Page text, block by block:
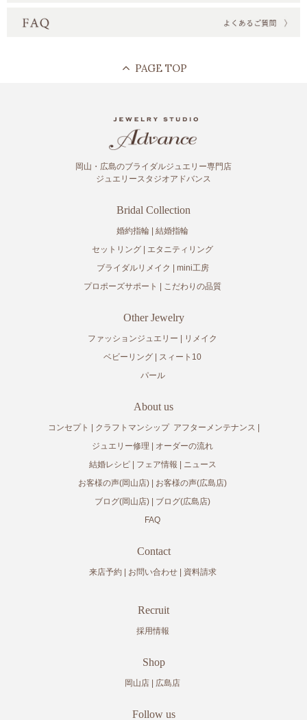
岡山・広島のブライダルジュエリー専門店
ジュエリースタジオアドバンス
Bridal Collection
婚約指輪
結婚指輪
セットリング
エタニティリング
ブライダルリメイク
mini工房
プロポーズサポート
こだわりの品質
Other Jewelry
ファッションジュエリー
リメイク
ベビーリング
スィート10
パール
About us
コンセプト クラフトマンシップ アフターメンテナンス
ジュエリー修理
オーダーの流れ
結婚レシピ
フェア情報
ニュース
お客様の声(岡山店)
お客様の声(広島店)
ブログ(岡山店)
ブログ(広島店)
FAQ
Contact
来店予約 お問い合わせ 資料請求
Recruit
採用情報
Shop
岡山店 広島店
Follow us